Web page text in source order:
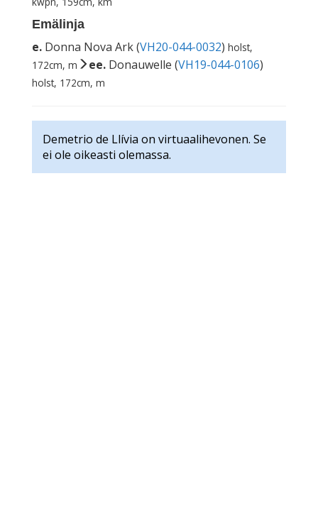
Emälinja
e. Donna Nova Ark (VH20-044-0032) holst,
172cm, m
ee. Donauwelle (VH19-044-0106)
holst, 172cm, m
Demetrio de Llívia on virtuaalihevonen. Se
ei ole oikeasti olemassa.